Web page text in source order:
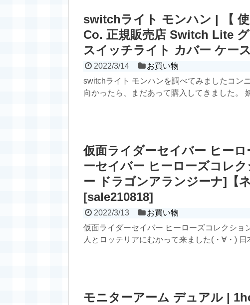
switchライト モンハン | 【
Co. 正規販売店 Switch Lite
スイッチライト カバー ケー
2022/3/14
お買い物
switchライト モンハンを調べてみましたコン
向かったら、まだあって購入してきました。
仮面ライダーセイバー ヒー
ーセイバー ヒーローズコレ
ー ドラゴンアランジーナ]【
[sale210818]
2022/3/13
お買い物
仮面ライダーセイバー ヒーローズコレクシ
人とロッテリアにむかって来ました(・∀・) 日
モニターアーム デュアル |